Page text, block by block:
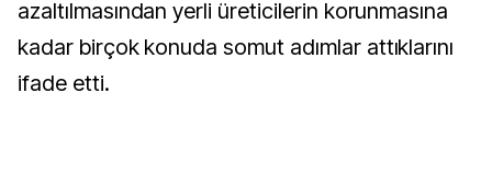
azaltılmasından yerli üreticilerin korunmasına
kadar birçok konuda somut adımlar attıklarını
ifade etti.